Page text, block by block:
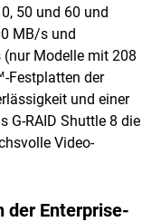
50 und 60 und
MB/s und
Modelle mit 208
Festplatten der
und einer
G-RAID Shuttle 8 die
Video-
der Enterprise-